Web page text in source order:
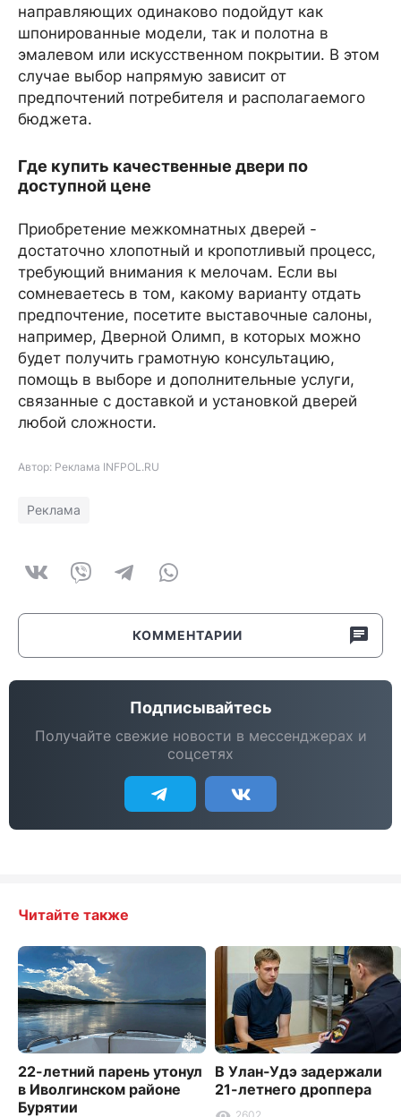
направляющих одинаково подойдут как
шпонированные модели, так и полотна в
эмалевом или искусственном покрытии. В этом
случае выбор напрямую зависит от
предпочтений потребителя и располагаемого
бюджета.
Где купить качественные двери по
доступной цене
Приобретение межкомнатных дверей -
достаточно хлопотный и кропотливый процесс,
требующий внимания к мелочам. Если вы
сомневаетесь в том, какому варианту отдать
предпочтение, посетите выставочные салоны,
например, Дверной Олимп, в которых можно
будет получить грамотную консультацию,
помощь в выборе и дополнительные услуги,
связанные с доставкой и установкой дверей
любой сложности.
Автор: Реклама INFPOL.RU
Реклама
КОММЕНТАРИИ
Подписывайтесь
Получайте свежие новости в мессенджерах и
соцсетях
Читайте также
22-летний парень утонул
в Иволгинском районе
Бурятии
В Улан-Удэ задержали
21-летнего дроппера